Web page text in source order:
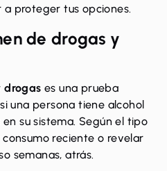
proteger tus opciones.
de drogas y
drogas es una prueba
una persona tiene alcohol
su sistema. Según el tipo
reciente o revelar
semanas, atrás.